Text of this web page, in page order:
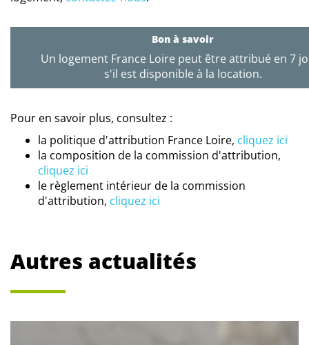
Bon à savoir
Un logement France Loire peut être attribué en 7
s'il est disponible à la location.
Pour en savoir plus, consultez :
la politique d'attribution France Loire, cliquez ici
la composition de la commission d'attribution,
cliquez ici
le règlement intérieur de la commission
d'attribution, cliquez ici
Autres actualités